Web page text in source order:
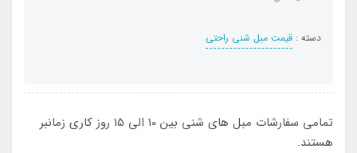
دسته : قیمت مبل شنی راحتی
تمامی سفارشات مبل های شنی بین 10 الی 15 روز کاری زمانبر
هستند.